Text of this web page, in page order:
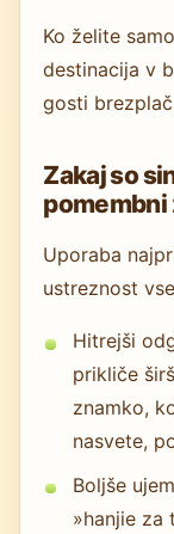
Ko želite
destinacija v
gosti
Zakaj so
pomembni
Uporaba
ustreznost
Hitrejši
prikliče
znamko,
nasvete,
Boljše
»hanjie za